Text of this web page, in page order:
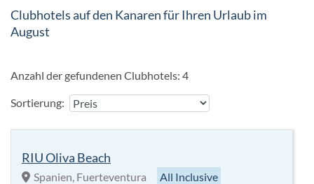
Clubhotels auf den Kanaren für Ihren Urlaub im
August
Anzahl der gefundenen Clubhotels: 4
Sortierung:
RIU Oliva Beach
Spanien, Fuerteventura All Inclusive